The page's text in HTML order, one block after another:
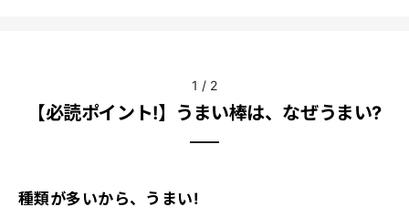
1 / 2
【必読ポイント!】うまい棒は、なぜうまい?
種類が多いから、うまい!